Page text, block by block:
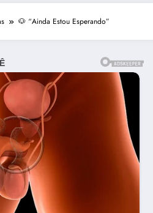
🐶 “Ainda Estou Esperando”